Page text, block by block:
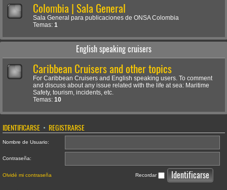
Colombia | Sala General
Sala General para publicaciones de ONSA Colombia
Temas: 1
English speaking cruisers
Caribbean Cruisers and other topics
For Caribbean Cruisers and English speaking users. To comment
and discuss about any issue related with the life at sea: Maritime
Safety, tourism, incidents, etc.
Temas: 10
IDENTIFICARSE • REGISTRARSE
Nombre de Usuario:
Contraseña:
Olvidé mi contraseña Recordar